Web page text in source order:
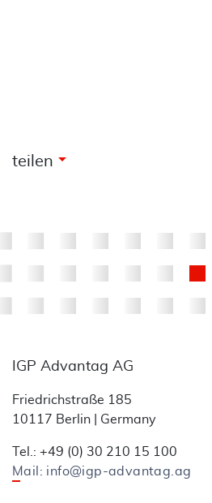
teilen arrow_drop_down
IGP Advantag AG
Friedrichstraße 185
10117 Berlin | Germany
Tel.: +49 (0) 30 210 15 100
Mail: info@igp-advantag.ag